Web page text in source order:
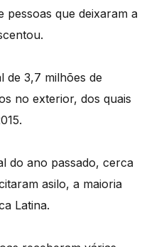
pessoas que deixaram a
de 3,7 milhões de
no exterior, dos quais
do ano passado, cerca
asilo, a maioria
Latina.